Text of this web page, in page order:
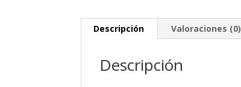
Descripción Valoraciones (0)
Descripción